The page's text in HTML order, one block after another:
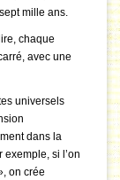
mille ans.
chaque
avec une
universels
dans la
si l’on
on crée